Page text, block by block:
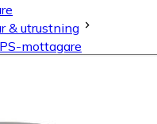
& utrustning
mottagare